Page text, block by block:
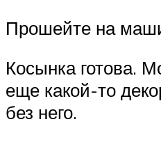
Прошейте на
Косынка готова.
еще какой-то
без него.